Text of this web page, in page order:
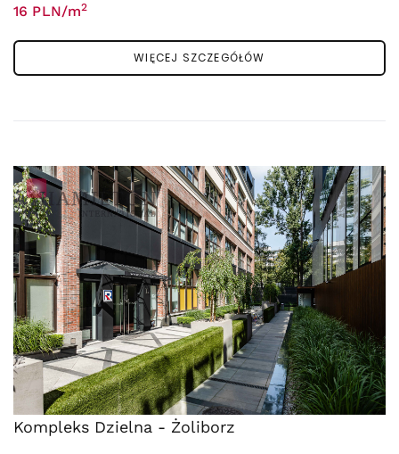
16 PLN/m2
WIĘCEJ SZCZEGÓŁÓW
Kompleks Dzielna - Żoliborz